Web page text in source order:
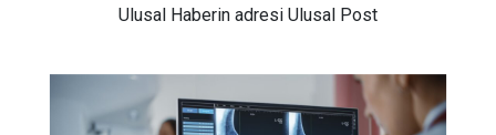
Ulusal Haberin adresi Ulusal Post